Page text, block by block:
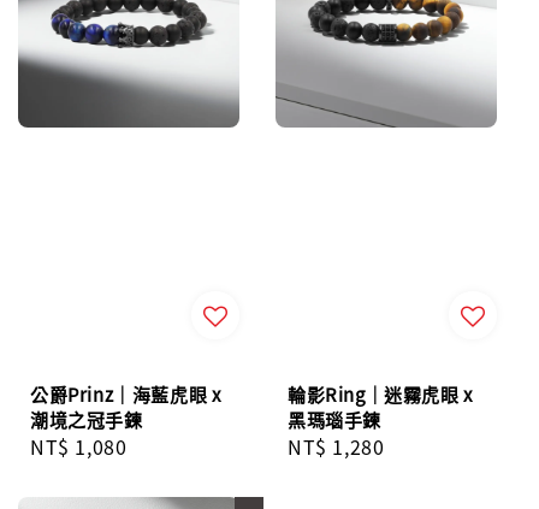
公爵Prinz｜海藍虎眼 x
潮境之冠手鍊
Regular
NT$ 1,080
輪影Ring｜迷霧虎眼 x
黑瑪瑙手鍊
Regular
NT$ 1,280